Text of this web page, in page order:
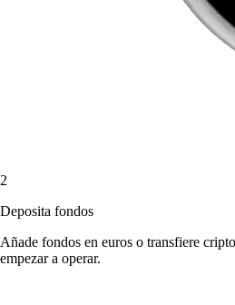
2
Deposita fondos
Añade fondos en euros o transfiere
empezar a operar.